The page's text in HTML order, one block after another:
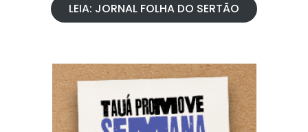
LEIA: JORNAL FOLHA DO SERTÃO